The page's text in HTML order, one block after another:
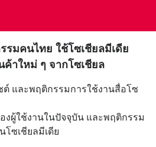
รมคนไทย ใช้โซเชียลมีเดีย
าใหม่ ๆ จากโซเชียล
และพฤติกรรมการใช้งานสื่อโซ
งผู้ใช้งานในปัจจุบัน และพฤติกรรม
โซเชียลมีเดีย